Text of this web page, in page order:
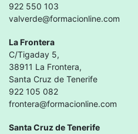
922 550 103
valverde@formacionline.com
La Frontera
C/Tigaday 5,
38911 La Frontera,
Santa Cruz de Tenerife
922 105 082
frontera@formacionline.com
Santa Cruz de Tenerife